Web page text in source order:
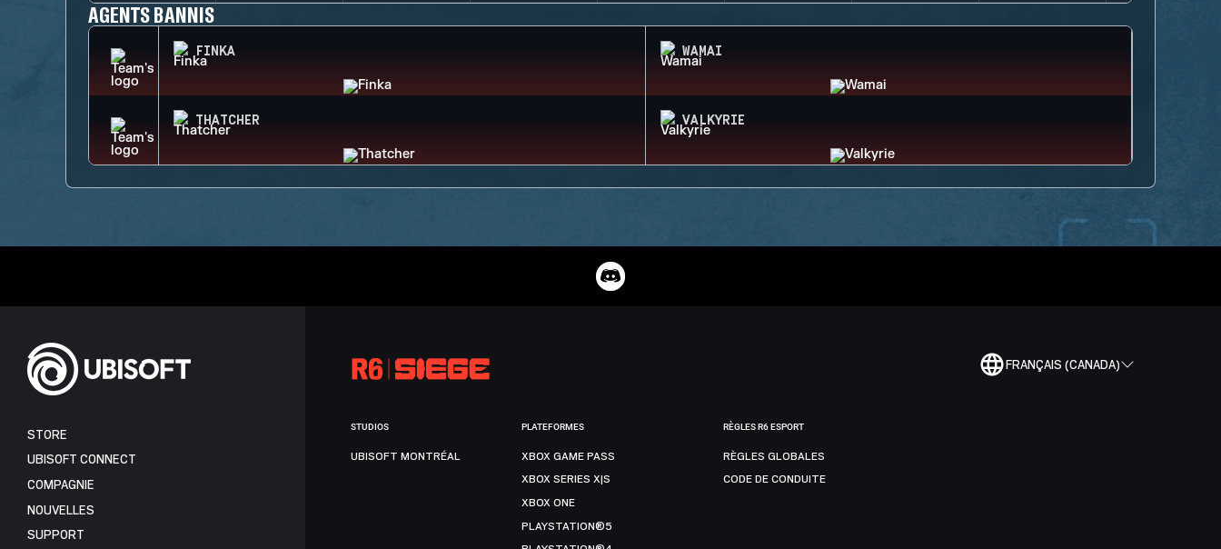
AGENTS BANNIS
FINKA WAMAI
THATCHER VALKYRIE
FRANÇAIS (CANADA)
STORE
UBISOFT CONNECT
COMPAGNIE
NOUVELLES
SUPPORT
STUDIOS
UBISOFT MONTRÉAL
PLATEFORMES
XBOX GAME PASS
XBOX SERIES X|S
XBOX ONE
PLAYSTATION®5
RÈGLES R6 ESPORT
RÈGLES GLOBALES
CODE DE CONDUITE